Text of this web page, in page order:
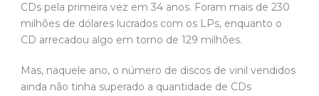
CDs pela primeira vez em 34 anos. Foram mais de 230
milhões de dólares lucrados com os LPs, enquanto o
CD arrecadou algo em torno de 129 milhões.
Mas, naquele ano, o número de discos de vinil vendidos
ainda não tinha superado a quantidade de CDs